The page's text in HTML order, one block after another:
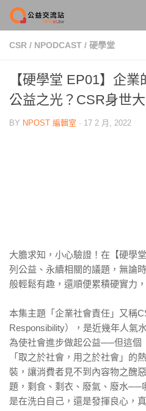
Skip to content
CSR / NPODCAST / 硬學堂
【硬學堂 EP01】企
公益之光？CSR身世
BY NPOST 編輯室 · 17 2 月, 2022
大膽求知，小心驗證！在【硬學
列公益、永續相關的議題，無論
般輕鬆有趣，還順便累積硬實力
本集主題「企業社會責任」又稱
Responsibility），是近幾年人氣
為使社會進步做起公益──但這個
「取之於社會，用之於社會」的
裝，讓消費者見不到內容物之醜
題，剩食、剩衣、廢氣、廢水──
是在洗白自己，還是發揮良心，